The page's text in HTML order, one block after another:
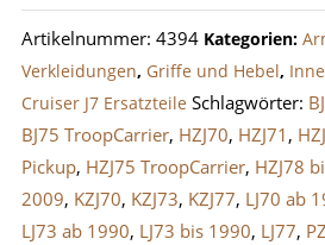
/
Handgriff
Landcruiser
J7
bis
2009
Menge
Artikelnummer: 4394 Kategorien:
Verkleidungen, Griffe und Hebel,
Cruiser J7 Ersatzteile Schlagwörter:
BJ75 TroopCarrier, HZJ70, HZJ71 ,
Pickup, HZJ75 TroopCarrier, HZJ78
2009, KZJ70, KZJ73, KZJ77, LJ70 ab
LJ73 ab 1990, LJ73 bis 1990, LJ77,